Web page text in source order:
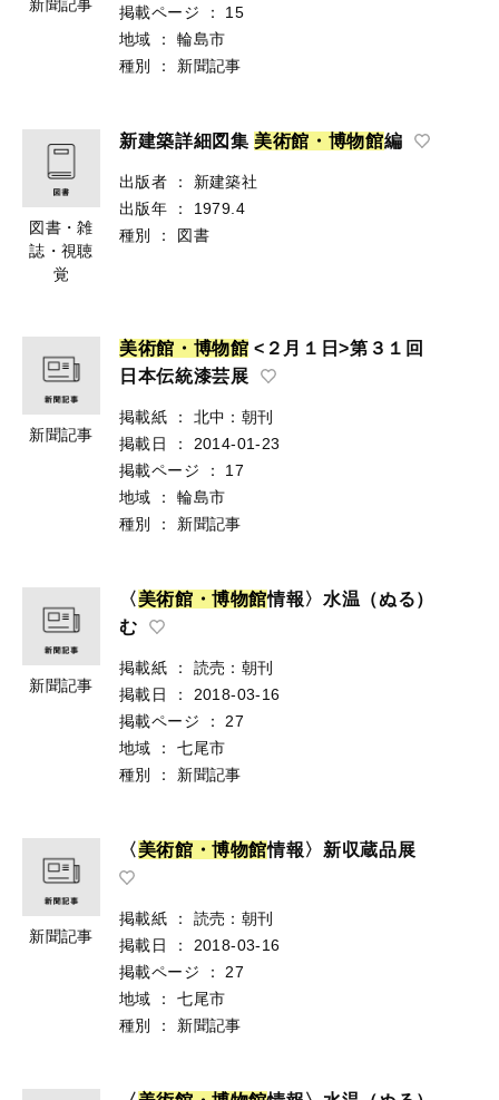
新聞記事
掲載ページ
：
15
地域
：
輪島市
種別
： 新聞記事
図書・雑
誌・視聴
覚
新建築詳細図集 美術館 ・ 博物館編
出版者 ：
新建築社
出版年
：
1979.4
種別
： 図書
新聞記事
美術館 ・ 博物館 <２月１日>第３１回
日本伝統漆芸展
掲載紙 ：
北中：朝刊
掲載日
：
2014-01-23
掲載ページ
：
17
地域
：
輪島市
種別
： 新聞記事
新聞記事
〈 美術館 ・博物館情報〉水温（ぬる）
む
掲載紙 ：
読売：朝刊
掲載日
：
2018-03-16
掲載ページ
：
27
地域
：
七尾市
種別
： 新聞記事
新聞記事
〈 美術館 ・博物館情報〉新収蔵品展
掲載紙 ：
読売：朝刊
掲載日
：
2018-03-16
掲載ページ
：
27
地域
：
七尾市
種別
： 新聞記事